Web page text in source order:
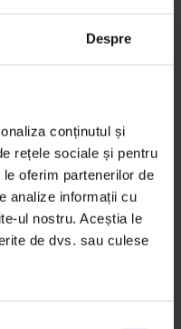
Despre
conținutul și
rețele sociale și pentru
oferim partenerilor de
analize informații cu
ul nostru. Aceștia le
de dvs. sau culese
nu facem ca ei!”
Carmen, Monica și
singură mână sau
e o caracatiță
e că toți sunt
cum s-a transportat
în
e ministru de
Sindile, tot din